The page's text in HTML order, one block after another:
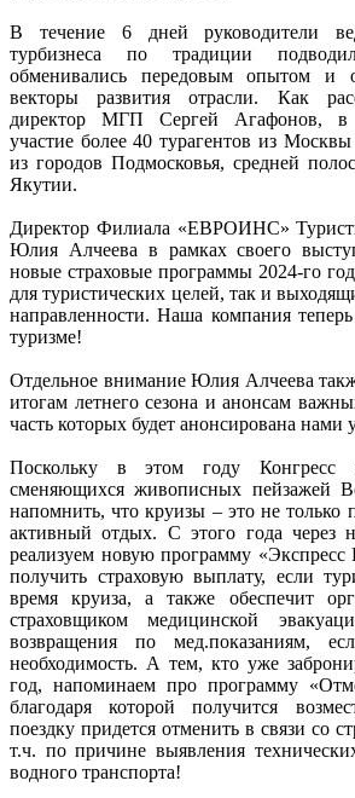
В течение 6 дней руководители
турбизнеса по традиции
обменивались передовым опытом и
векторы развития отрасли. Как
директор МГП Сергей Агафонов, в
участие более 40 турагентов из
из городов Подмосковья, средней
Якутии.
Директор Филиала «ЕВРОИНС»
Юлия Алчеева в рамках своего
новые страховые программы 2024-го
для туристических целей, так и
направленности. Наша компания
туризме!
Отдельное внимание Юлия Алчеева
итогам летнего сезона и анонсам
часть которых будет анонсирована нами
Поскольку в этом году Конгресс
сменяющихся живописных пейзажей
напомнить, что круизы – это не только
активный отдых. С этого года через
реализуем новую программу
получить страховую выплату, если
время круиза, а также обеспечит
страховщиком медицинской
возвращения по мед.показаниям,
необходимость. А тем, кто уже
год, напоминаем про программу
благодаря которой получится
поездку придется отменить в связи со
т.ч. по причине выявления
водного транспорта!